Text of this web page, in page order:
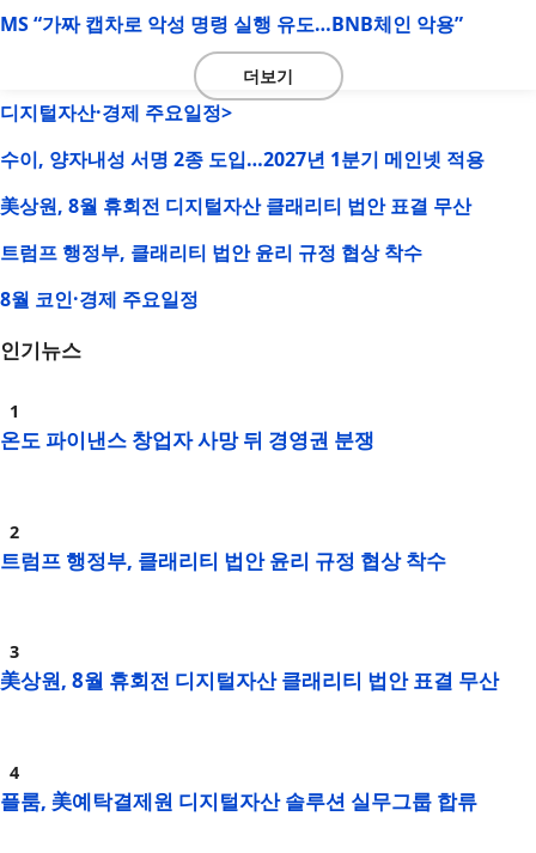
MS “가짜 캡차로 악성 명령 실행 유도…BNB체인 악용”
더보기
디지털자산·경제 주요일정>
수이, 양자내성 서명 2종 도입…2027년 1분기 메인넷 적용
美상원, 8월 휴회전 디지털자산 클래리티 법안 표결 무산
트럼프 행정부, 클래리티 법안 윤리 규정 협상 착수
8월 코인·경제 주요일정
인기뉴스
온도 파이낸스 창업자 사망 뒤 경영권 분쟁
트럼프 행정부, 클래리티 법안 윤리 규정 협상 착수
美상원, 8월 휴회전 디지털자산 클래리티 법안 표결 무산
플룸, 美예탁결제원 디지털자산 솔루션 실무그룹 합류